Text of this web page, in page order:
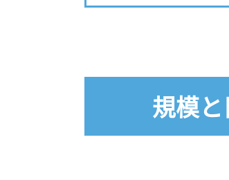
規模